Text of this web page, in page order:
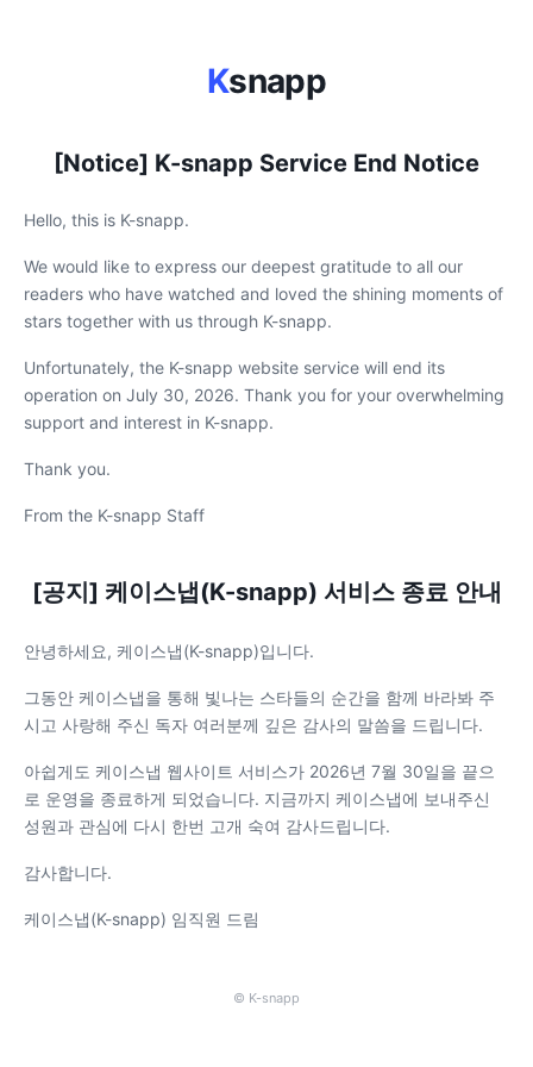
Ksnapp
[Notice] K-snapp Service End Notice
Hello, this is K-snapp.
We would like to express our deepest gratitude to all our
readers who have watched and loved the shining moments of
stars together with us through K-snapp.
Unfortunately, the K-snapp website service will end its
operation on July 30, 2026. Thank you for your overwhelming
support and interest in K-snapp.
Thank you.
From the K-snapp Staff
[공지] 케이스냅(K-snapp) 서비스 종료 안내
안녕하세요, 케이스냅(K-snapp)입니다.
그동안 케이스냅을 통해 빛나는 스타들의 순간을 함께 바라봐 주
시고 사랑해 주신 독자 여러분께 깊은 감사의 말씀을 드립니다.
아쉽게도 케이스냅 웹사이트 서비스가 2026년 7월 30일을 끝으
로 운영을 종료하게 되었습니다. 지금까지 케이스냅에 보내주신
성원과 관심에 다시 한번 고개 숙여 감사드립니다.
감사합니다.
케이스냅(K-snapp) 임직원 드림
© K-snapp